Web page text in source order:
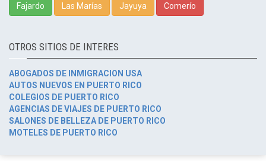
Fajardo Las Marías Jayuya Comerío
OTROS SITIOS DE INTERES
ABOGADOS DE INMIGRACION USA
AUTOS NUEVOS EN PUERTO RICO
COLEGIOS DE PUERTO RICO
AGENCIAS DE VIAJES DE PUERTO RICO
SALONES DE BELLEZA DE PUERTO RICO
MOTELES DE PUERTO RICO